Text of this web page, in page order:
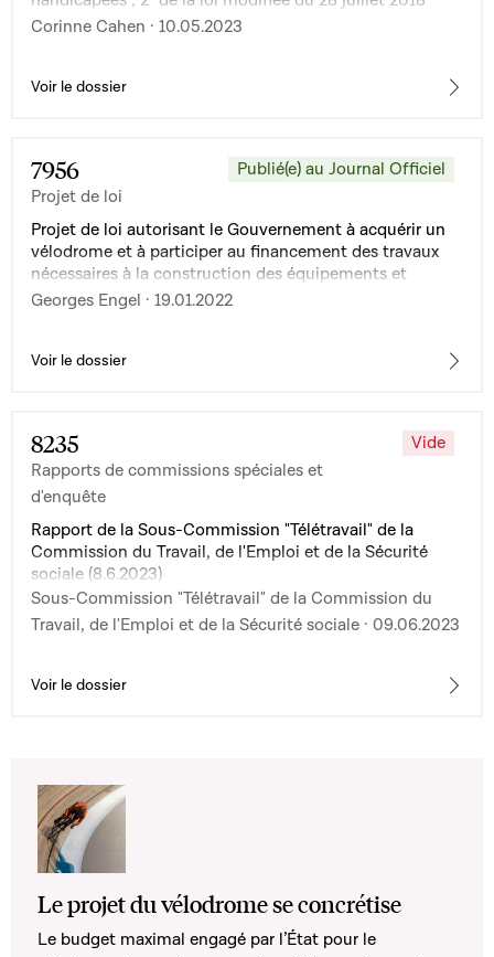
relative au revenu d'inclusion sociale
Corinne Cahen · 10.05.2023
Voir le dossier
7956
Projet de loi
Publié(e) au Journal Officiel
Projet de loi autorisant le Gouvernement à acquérir un
vélodrome et à participer au financement des travaux
nécessaires à la construction des équipements et
aménagements nécessaires à son exploitation
Georges Engel · 19.01.2022
Voir le dossier
8235
Rapports de commissions spéciales et
d'enquête
Vide
Rapport de la Sous-Commission "Télétravail" de la
Commission du Travail, de l'Emploi et de la Sécurité
sociale (8.6.2023)
Sous-Commission "Télétravail" de la Commission du
Travail, de l'Emploi et de la Sécurité sociale · 09.06.2023
Voir le dossier
Le projet du vélodrome se concrétise
Le budget maximal engagé par l’État pour le